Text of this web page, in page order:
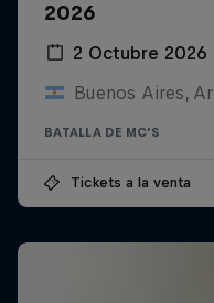
2026
2 Octubre 2026
Buenos Aires,
BATALLA DE MC'S
Tickets a la venta